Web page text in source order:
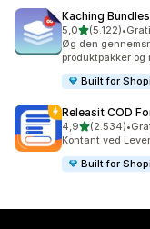
Kaching
5,0ud af 5
(5.122)
5122 •
Øg den
produktpakker og
Built for
Releasit COD
4,9ud af 5
(2.534)
2534 •
Kontant ved
Built for